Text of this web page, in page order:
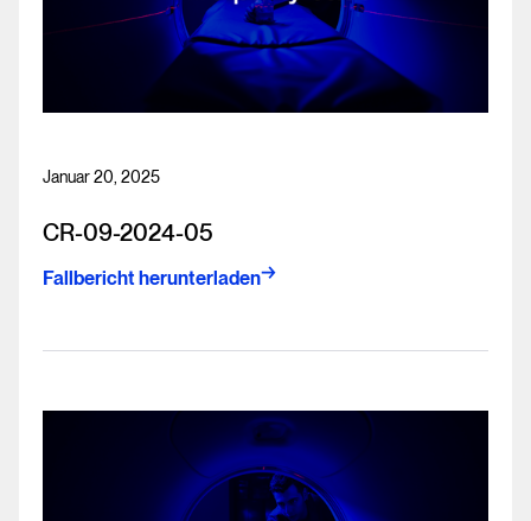
Januar 20, 2025
CR-09-2024-05
Fallbericht herunterladen